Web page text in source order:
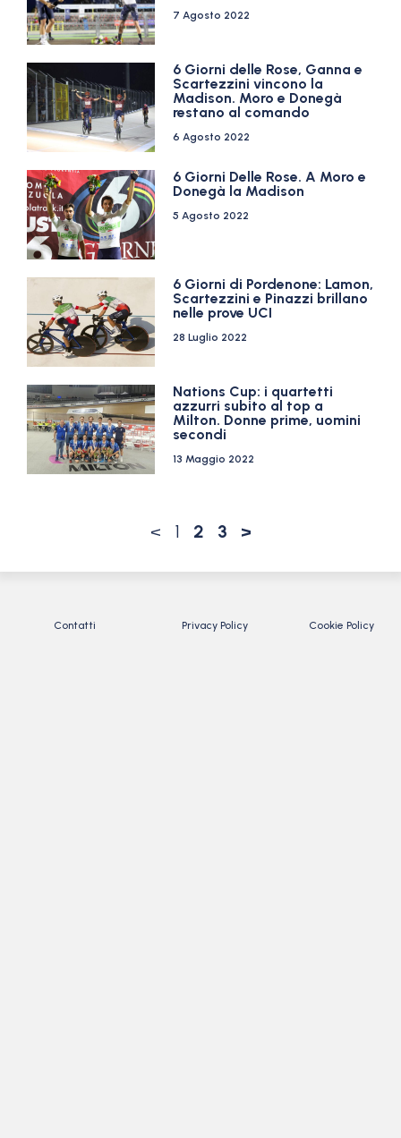
7 Agosto 2022
6 Giorni delle Rose, Ganna e
Scartezzini vincono la
Madison. Moro e Donegà
restano al comando
6 Agosto 2022
6 Giorni Delle Rose. A Moro e
Donegà la Madison
5 Agosto 2022
6 Giorni di Pordenone: Lamon,
Scartezzini e Pinazzi brillano
nelle prove UCI
28 Luglio 2022
Nations Cup: i quartetti
azzurri subito al top a
Milton. Donne prime, uomini
secondi
13 Maggio 2022
< 1 2 3 >
Contatti Privacy Policy Cookie Policy